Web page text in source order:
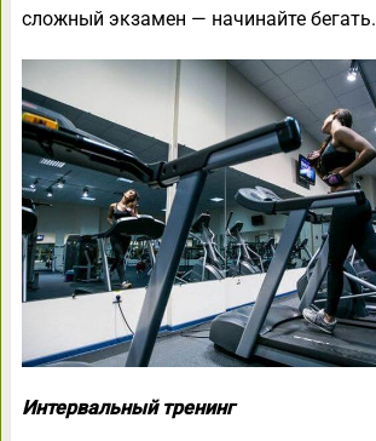
сложный экзамен — начинайте бегать.
Интервальный тренинг